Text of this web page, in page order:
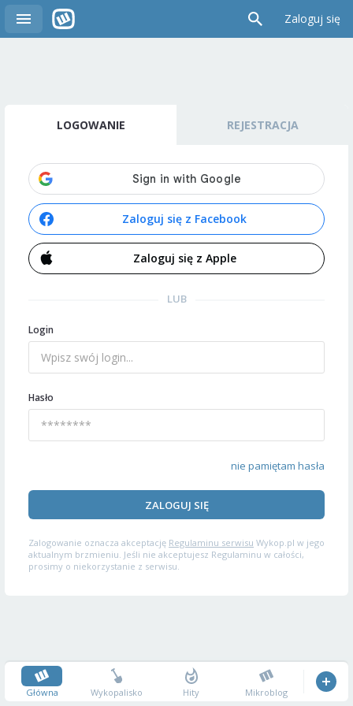
Zaloguj się
LOGOWANIE REJESTRACJA
Zaloguj się z Facebook
Zaloguj się z Apple
LUB
Login
Hasło
nie pamiętam hasła
ZALOGUJ SIĘ
Zalogowanie oznacza akceptację Regulaminu serwisu Wykop.pl w jego
aktualnym brzmieniu. Jeśli nie akceptujesz Regulaminu w całości,
prosimy o niekorzystanie z serwisu.
Główna Wykopalisko Hity Mikroblog